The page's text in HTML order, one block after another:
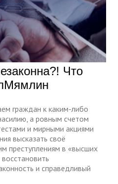
Что
граждан к каким-либо
а ровным счетом
и мирными акциями
высказать своё
преступлениям в «высших
и справедливый